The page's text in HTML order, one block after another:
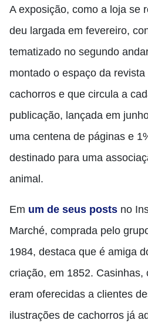
A exposição, como a loja se
deu largada em fevereiro,
tematizado no segundo
montado o espaço da
cachorros e que circula a
publicação, lançada em
uma centena de páginas e
destinado para uma
animal.
Em um de seus posts no
Marché, comprada pelo
1984, destaca que é amiga
criação, em 1852. Casinhas,
eram oferecidas a clientes
ilustrações de cachorros já